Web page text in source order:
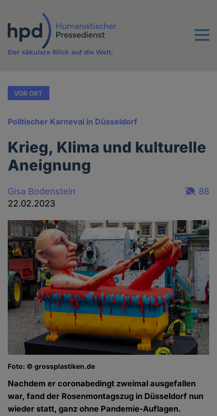
Inhalt
Menu
Der säkulare Blick auf die Welt.
VOR ORT
Politischer Karneval in Düsseldorf
Krieg, Klima und kulturelle
Aneignung
Gisa Bodenstein
22.02.2023
88
Foto: © grossplastiken.de
Nachdem er coronabedingt zweimal ausgefallen
war, fand der Rosenmontagszug in Düsseldorf nun
wieder statt, ganz ohne Pandemie-Auflagen.